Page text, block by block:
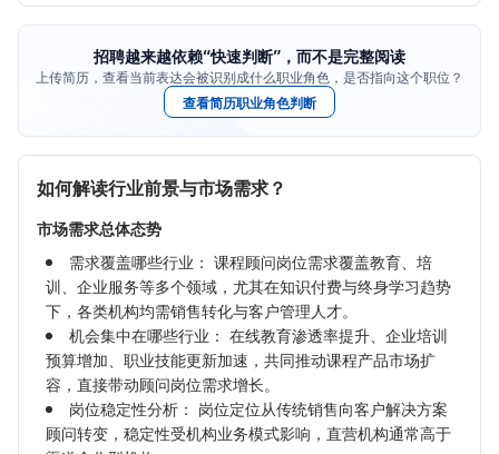
招聘越来越依赖“快速判断”，而不是完整阅读
上传简历，查看当前表达会被识别成什么职业角色，是否指向这个职位？
查看简历职业角色判断
如何解读行业前景与市场需求？
市场需求总体态势
需求覆盖哪些行业： 课程顾问岗位需求覆盖教育、培
训、企业服务等多个领域，尤其在知识付费与终身学习趋势
下，各类机构均需销售转化与客户管理人才。
机会集中在哪些行业： 在线教育渗透率提升、企业培训
预算增加、职业技能更新加速，共同推动课程产品市场扩
容，直接带动顾问岗位需求增长。
岗位稳定性分析： 岗位定位从传统销售向客户解决方案
顾问转变，稳定性受机构业务模式影响，直营机构通常高于